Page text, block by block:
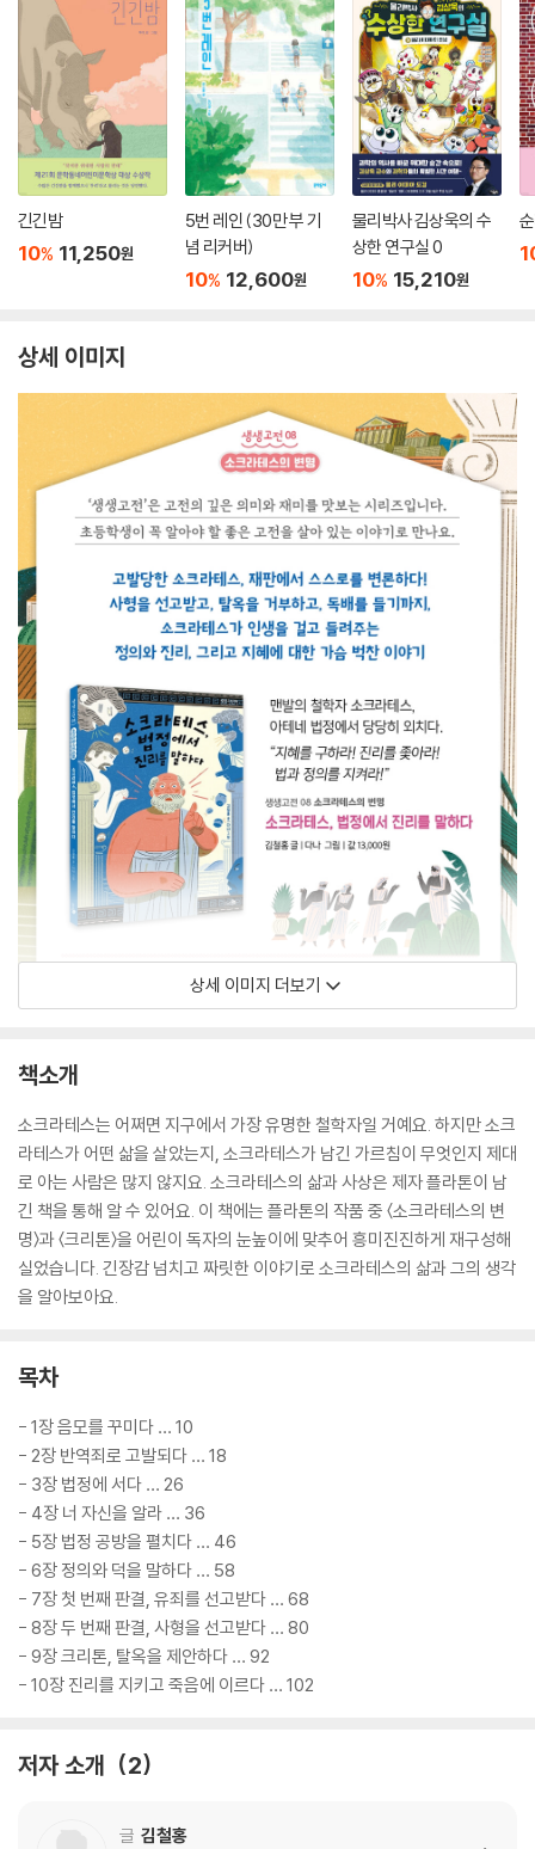
긴긴밤
10% 11,250원
5번 레인 (30만 부 기
념 리커버)
10% 12,600원
물리박사 김상욱의 수
상한 연구실 0
10% 15,210원
상세 이미지
상세 이미지 더보기
책소개
소크라테스는 어쩌면 지구에서 가장 유명한 철학자일 거예요. 하지만 소크
라테스가 어떤 삶을 살았는지, 소크라테스가 남긴 가르침이 무엇인지 제대
로 아는 사람은 많지 않지요. 소크라테스의 삶과 사상은 제자 플라톤이 남
긴 책을 통해 알 수 있어요. 이 책에는 플라톤의 작품 중 〈소크라테스의 변
명〉과 〈크리톤〉을 어린이 독자의 눈높이에 맞추어 흥미진진하게 재구성해
실었습니다. 긴장감 넘치고 짜릿한 이야기로 소크라테스의 삶과 그의 생각
을 알아보아요.
목차
- 1장 음모를 꾸미다 … 10
- 2장 반역죄로 고발되다 … 18
- 3장 법정에 서다 … 26
- 4장 너 자신을 알라 … 36
- 5장 법정 공방을 펼치다 … 46
- 6장 정의와 덕을 말하다 … 58
- 7장 첫 번째 판결, 유죄를 선고받다 … 68
- 8장 두 번째 판결, 사형을 선고받다 … 80
- 9장 크리톤, 탈옥을 제안하다 … 92
- 10장 진리를 지키고 죽음에 이르다 … 102
저자 소개 2
글 김철홍